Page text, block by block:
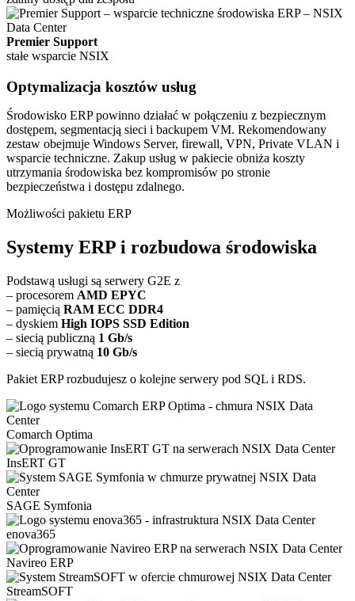
Premier Support
stałe wsparcie NSIX
Optymalizacja kosztów usług
Środowisko ERP powinno działać w połączeniu z bezpiecznym
dostępem, segmentacją sieci i backupem VM. Rekomendowany
zestaw obejmuje Windows Server, firewall, VPN, Private VLAN i
wsparcie techniczne. Zakup usług w pakiecie obniża koszty
utrzymania środowiska bez kompromisów po stronie
bezpieczeństwa i dostępu zdalnego.
Możliwości pakietu ERP
Systemy ERP i rozbudowa środowiska
Podstawą usługi są serwery G2E z
– procesorem AMD EPYC
– pamięcią RAM ECC DDR4
– dyskiem High IOPS SSD Edition
– siecią publiczną 1 Gb/s
– siecią prywatną 10 Gb/s
Pakiet ERP rozbudujesz o kolejne serwery pod SQL i RDS.
Comarch Optima
InsERT GT
SAGE Symfonia
enova365
Navireo ERP
StreamSOFT